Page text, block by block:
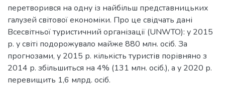
перетворився на одну із найбільш представницьких
галузей світової економіки. Про це свідчать дані
Всесвітньої туристичний організації (UNWTO): у 2015
р. у світі подорожувало майже 880 млн. осіб. За
прогнозами, у 2015 р. кількість туристів порівняно з
2014 р. збільшиться на 4% (131 млн. осіб.), а у 2020 р.
перевищить 1,6 млрд. осіб.